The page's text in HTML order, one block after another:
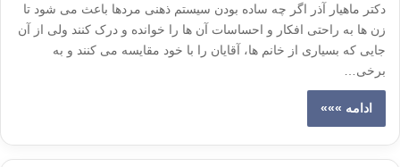
دکتر ماهیار آذر اگر چه ساده بودن سیستم ذهنی مردها باعث می شود تا
زن ها به راحتی افکار و احساسات آن ها را خوانده و درک کنند ولی از آن
جایی که بسیاری از خانم ها، آقایان را با خود مقایسه می کنند و به
برخی…
ادامه »»»